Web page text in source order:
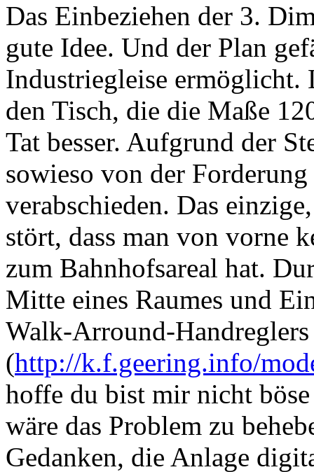
Das Einbeziehen der 3.
gute Idee. Und der Plan
Industriegleise ermöglicht.
den Tisch, die die Maße
Tat besser. Aufgrund der
sowieso von der
verabschieden. Das
stört, dass man von vorne
zum Bahnhofsareal hat.
Mitte eines Raumes und
Walk-Arround-Handreglers
(http://k.f.geering.info/
hoffe du bist mir nicht
wäre das Problem zu
Gedanken, die Anlage